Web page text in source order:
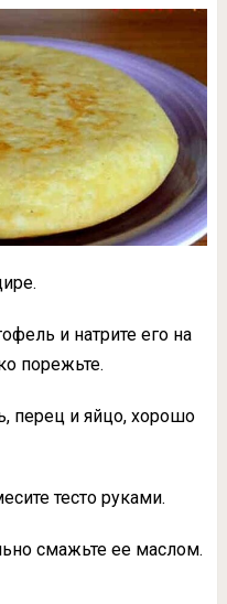
и натрите его на
порежьте.
перец и яйцо, хорошо
тесто руками.
смажьте ее маслом.